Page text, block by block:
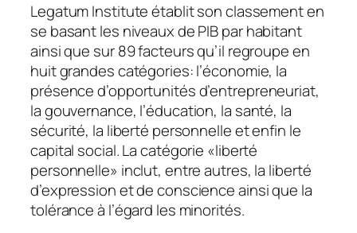
Legatum Institute établit son classement en
se basant les niveaux de PIB par habitant
ainsi que sur 89 facteurs qu’il regroupe en
huit grandes catégories: l’économie, la
présence d’opportunités d’entrepreneuriat,
la gouvernance, l’éducation, la santé, la
sécurité, la liberté personnelle et enfin le
capital social. La catégorie «liberté
personnelle» inclut, entre autres, la liberté
d’expression et de conscience ainsi que la
tolérance à l’égard les minorités.